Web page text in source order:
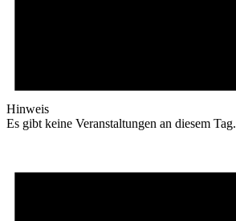
Hinweis
Es gibt keine Veranstaltungen an diesem Tag.